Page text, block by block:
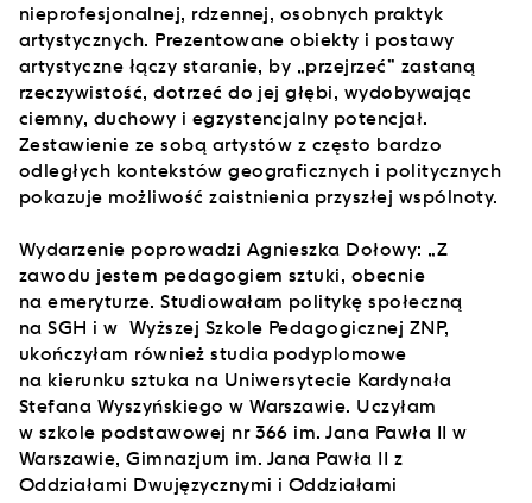
nieprofesjonalnej, rdzennej, osobnych praktyk
artystycznych. Prezentowane obiekty i postawy
artystyczne łączy staranie, by „przejrzeć” zastaną
rzeczywistość, dotrzeć do jej głębi, wydobywając
ciemny, duchowy i egzystencjalny potencjał.
Zestawienie ze sobą artystów z często bardzo
odległych kontekstów geograficznych i politycznych
pokazuje możliwość zaistnienia przyszłej wspólnoty.
Wydarzenie poprowadzi Agnieszka Dołowy: „Z
zawodu jestem pedagogiem sztuki, obecnie
na emeryturze. Studiowałam politykę społeczną
na SGH i w Wyższej Szkole Pedagogicznej ZNP,
ukończyłam również studia podyplomowe
na kierunku sztuka na Uniwersytecie Kardynała
Stefana Wyszyńskiego w Warszawie. Uczyłam
w szkole podstawowej nr 366 im. Jana Pawła II w
Warszawie, Gimnazjum im. Jana Pawła II z
Oddziałami Dwujęzycznymi i Oddziałami